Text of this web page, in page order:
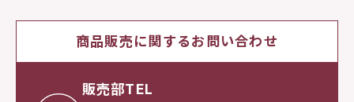
商品販売に関するお問い合わせ
販売部TEL